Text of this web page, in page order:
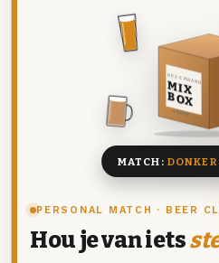
PERSONAL MATCH · BEER
Hou je van iets
DEZE MAAND
MIX
BOX
8 BIEREN
MATCH: